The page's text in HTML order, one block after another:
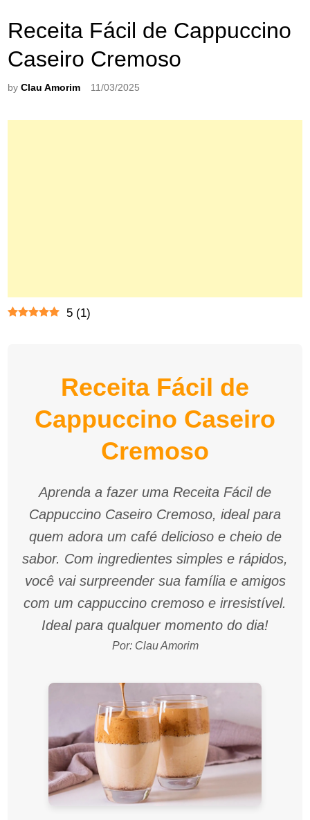
Receita Fácil de Cappuccino
Caseiro Cremoso
byClau Amorim 11/03/2025
5 (1)
Receita Fácil de
Cappuccino Caseiro
Cremoso
Aprenda a fazer uma Receita Fácil de
Cappuccino Caseiro Cremoso, ideal para
quem adora um café delicioso e cheio de
sabor. Com ingredientes simples e rápidos,
você vai surpreender sua família e amigos
com um cappuccino cremoso e irresistível.
Ideal para qualquer momento do dia!
Por: Clau Amorim